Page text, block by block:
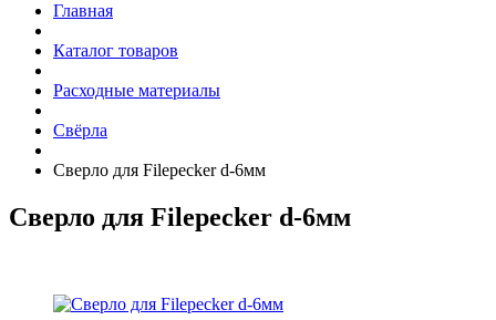
Главная
Каталог товаров
Расходные материалы
Свёрла
Сверло для Filepecker d-6мм
Сверло для Filepecker d-6мм